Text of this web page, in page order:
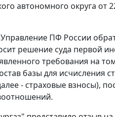
автономного округа от
ПФ России
решение суда первой
требования на
базы для исчисления
- страховые взносы),